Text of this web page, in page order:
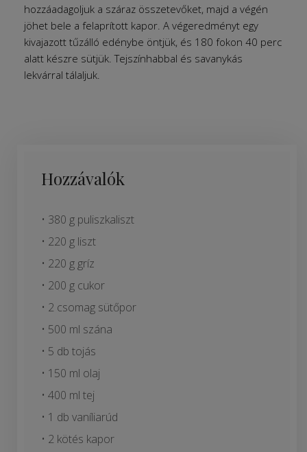
hozzáadagoljuk a száraz összetevőket, majd a végén
jöhet bele a felaprított kapor. A végeredményt egy
kivajazott tűzálló edénybe öntjük, és 180 fokon 40 perc
alatt készre sütjük. Tejszínhabbal és savanykás
lekvárral tálaljuk.
Hozzávalók
• 380 g puliszkaliszt
• 220 g liszt
• 220 g gríz
• 200 g cukor
• 2 csomag sütőpor
• 500 ml szána
• 5 db tojás
• 150 ml olaj
• 400 ml tej
• 1 db vaníliarúd
• 2 kötés kapor